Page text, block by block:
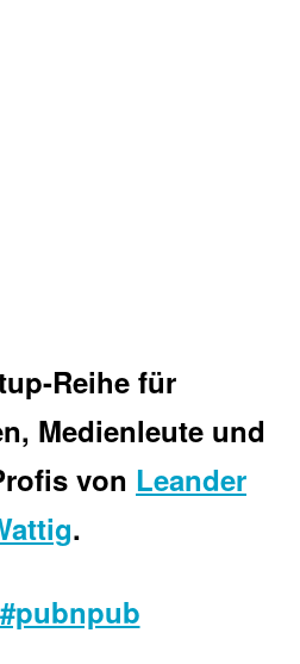
Reihe für
Medienleute und
von Leander
.